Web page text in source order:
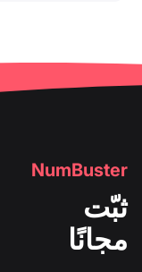
NumBuster
ثبّت
مجانًا